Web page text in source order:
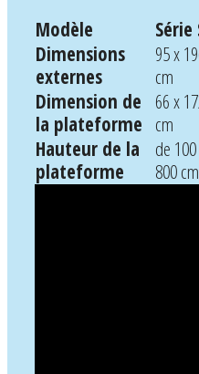
Modèle
Série
Dimensions
externes
95 x
cm
Dimension de
la plateforme
66 x
cm
Hauteur de la
plateforme
de
800 cm